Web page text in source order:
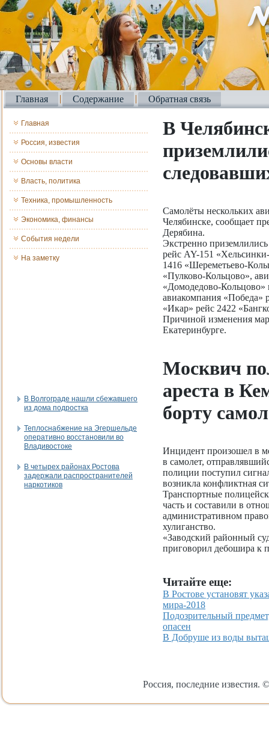
Главная Содержание Обратная связь
Главная
Россия, известия
Основы власти
Власть, политика
Техника, промышленность
Экономика, финансы
События недели
На заметку
В Волгограде нашли сбежавшего
из дома подростка
Теплоснабжение на Эгершельде
оперативно восстановили во
Владивостоке
В четырех районах Ростова
задержали распространителей
наркотиков
В
Самолёты нескольких
Челябинске, сообщает
Дерябина.
Экстренно
рейс AY-151
1416 «Шереметьево-
«Пулково-Кольцово»,
«Домодедово-Кольцово»
авиакомпания «Победа»
«Икар» рейс 2422
Причиной изменения
Екатеринбурге.
Москвич
ареста в
борту
Инцидент произошел в
в самолет,
полиции поступил
возникла конфликтная
Транспортные
часть и составили в
административном
хулиганство.
«Заводский районный
приговорил дебошира к
Читайте еще:
В Ростове установят
мира-2018
Подозрительный
опасен
В Добруше из воды
Россия, последние известия.